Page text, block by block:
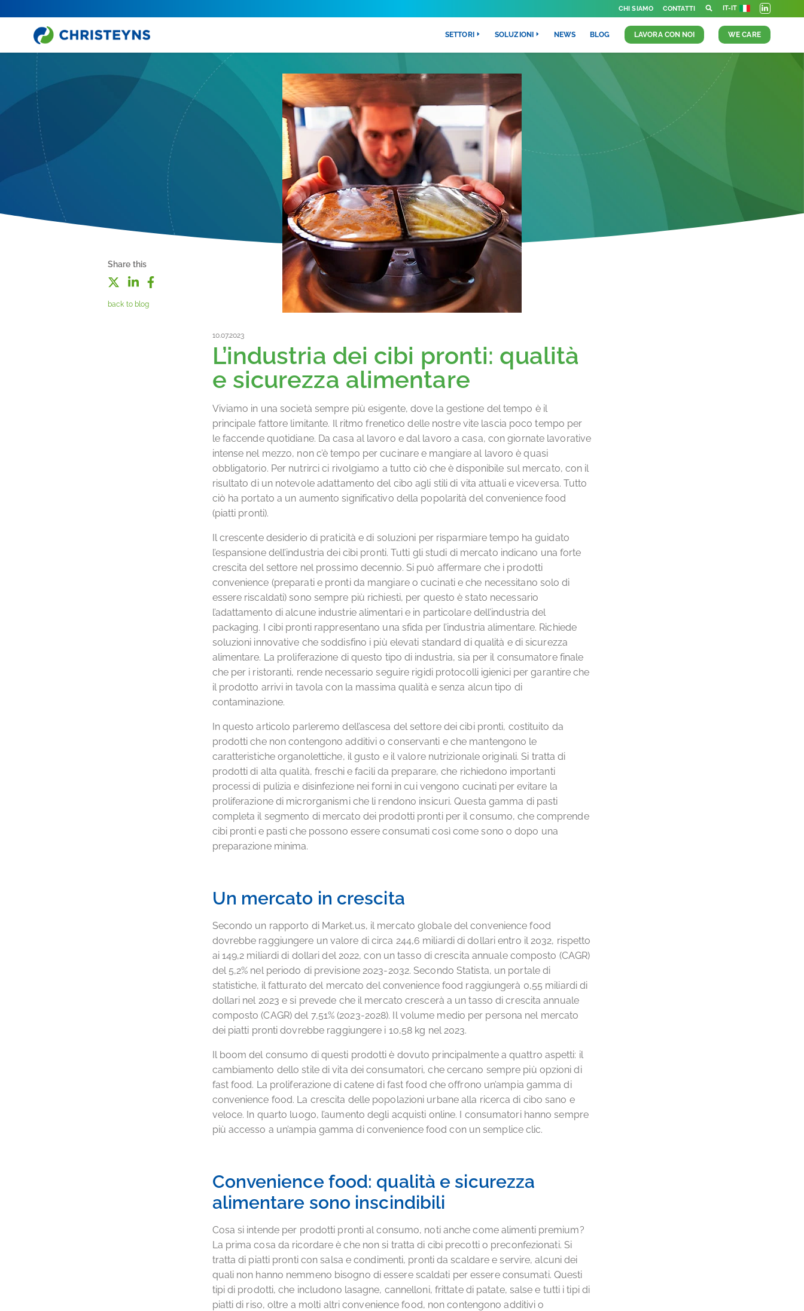
CHI SIAMO CONTATTI IT-IT
SETTORI SOLUZIONI NEWS BLOG LAVORA CON NOI WE CARE
Share this
back to blog
10.07.2023
L’industria dei cibi pronti: qualità
e sicurezza alimentare
Viviamo in una società sempre più esigente, dove la gestione del tempo è il
principale fattore limitante. Il ritmo frenetico delle nostre vite lascia poco tempo per
le faccende quotidiane. Da casa al lavoro e dal lavoro a casa, con giornate lavorative
intense nel mezzo, non c’è tempo per cucinare e mangiare al lavoro è quasi
obbligatorio. Per nutrirci ci rivolgiamo a tutto ciò che è disponibile sul mercato, con il
risultato di un notevole adattamento del cibo agli stili di vita attuali e viceversa. Tutto
ciò ha portato a un aumento significativo della popolarità del convenience food
(piatti pronti).
Il crescente desiderio di praticità e di soluzioni per risparmiare tempo ha guidato
l’espansione dell’industria dei cibi pronti. Tutti gli studi di mercato indicano una forte
crescita del settore nel prossimo decennio. Si può affermare che i prodotti
convenience (preparati e pronti da mangiare o cucinati e che necessitano solo di
essere riscaldati) sono sempre più richiesti, per questo è stato necessario
l’adattamento di alcune industrie alimentari e in particolare dell’industria del
packaging. I cibi pronti rappresentano una sfida per l’industria alimentare. Richiede
soluzioni innovative che soddisfino i più elevati standard di qualità e di sicurezza
alimentare. La proliferazione di questo tipo di industria, sia per il consumatore finale
che per i ristoranti, rende necessario seguire rigidi protocolli igienici per garantire che
il prodotto arrivi in tavola con la massima qualità e senza alcun tipo di
contaminazione.
In questo articolo parleremo dell’ascesa del settore dei cibi pronti, costituito da
prodotti che non contengono additivi o conservanti e che mantengono le
caratteristiche organolettiche, il gusto e il valore nutrizionale originali. Si tratta di
prodotti di alta qualità, freschi e facili da preparare, che richiedono importanti
processi di pulizia e disinfezione nei forni in cui vengono cucinati per evitare la
proliferazione di microrganismi che li rendono insicuri. Questa gamma di pasti
completa il segmento di mercato dei prodotti pronti per il consumo, che comprende
cibi pronti e pasti che possono essere consumati così come sono o dopo una
preparazione minima.
Un mercato in crescita
Secondo un rapporto di Market.us, il mercato globale del convenience food
dovrebbe raggiungere un valore di circa 244,6 miliardi di dollari entro il 2032, rispetto
ai 149,2 miliardi di dollari del 2022, con un tasso di crescita annuale composto (CAGR)
del 5,2% nel periodo di previsione 2023-2032. Secondo Statista, un portale di
statistiche, il fatturato del mercato del convenience food raggiungerà 0,55 miliardi di
dollari nel 2023 e si prevede che il mercato crescerà a un tasso di crescita annuale
composto (CAGR) del 7,51% (2023-2028). Il volume medio per persona nel mercato
dei piatti pronti dovrebbe raggiungere i 10,58 kg nel 2023.
Il boom del consumo di questi prodotti è dovuto principalmente a quattro aspetti: il
cambiamento dello stile di vita dei consumatori, che cercano sempre più opzioni di
fast food. La proliferazione di catene di fast food che offrono un’ampia gamma di
convenience food. La crescita delle popolazioni urbane alla ricerca di cibo sano e
veloce. In quarto luogo, l’aumento degli acquisti online. I consumatori hanno sempre
più accesso a un’ampia gamma di convenience food con un semplice clic.
Convenience food: qualità e sicurezza
alimentare sono inscindibili
Cosa si intende per prodotti pronti al consumo, noti anche come alimenti premium?
La prima cosa da ricordare è che non si tratta di cibi precotti o preconfezionati. Si
tratta di piatti pronti con salsa e condimenti, pronti da scaldare e servire, alcuni dei
quali non hanno nemmeno bisogno di essere scaldati per essere consumati. Questi
tipi di prodotti, che includono lasagne, cannelloni, frittate di patate, salse e tutti i tipi di
piatti di riso, oltre a molti altri convenience food, non contengono additivi o